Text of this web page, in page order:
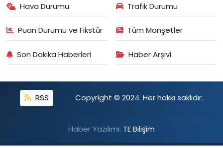
Hava Durumu Trafik Durumu
Puan Durumu ve Fikstür Tüm Manşetler
Son Dakika Haberleri Haber Arşivi
RSS Copyright © 2024. Her hakkı saklıdır.
Haber Yazılımı: TE Bilişim